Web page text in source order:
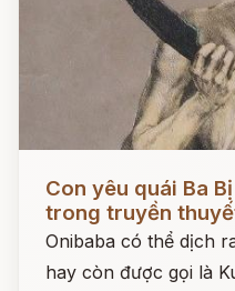
Con yêu quái Ba
trong truyền
Onibaba có thể dịch
hay còn được gọi là